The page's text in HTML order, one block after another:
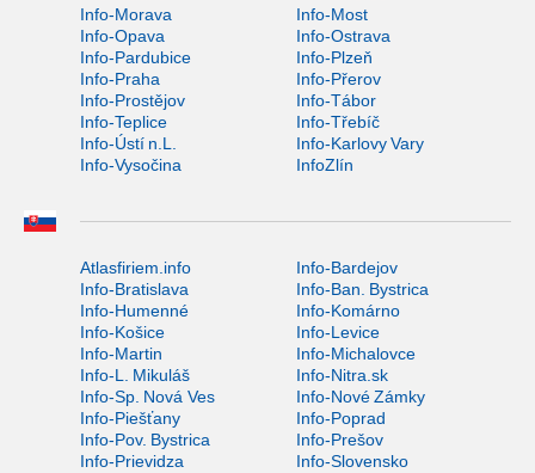
Info-Morava
Info-Most
Info-Opava
Info-Ostrava
Info-Pardubice
Info-Plzeň
Info-Praha
Info-Přerov
Info-Prostějov
Info-Tábor
Info-Teplice
Info-Třebíč
Info-Ústí n.L.
Info-Karlovy Vary
Info-Vysočina
InfoZlín
Atlasfiriem.info
Info-Bardejov
Info-Bratislava
Info-Ban. Bystrica
Info-Humenné
Info-Komárno
Info-Košice
Info-Levice
Info-Martin
Info-Michalovce
Info-L. Mikuláš
Info-Nitra.sk
Info-Sp. Nová Ves
Info-Nové Zámky
Info-Piešťany
Info-Poprad
Info-Pov. Bystrica
Info-Prešov
Info-Prievidza
Info-Slovensko